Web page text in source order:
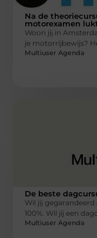
Na de
motorexamen
Woon jij in
je motorrijbewijs?
Multiuser Agenda
De beste
Wil jij gegarandeerd
100%. Wil jij een
Multiuser Agenda